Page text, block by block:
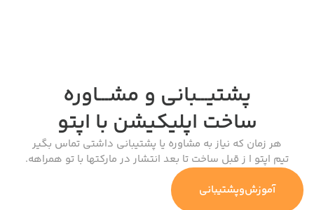
پشتیـــبانی و مشـــاوره
ساخت اپلیکیشن با اپتو
هر زمان که نیاز به مشاوره یا پشتیبانی داشتی تماس بگیر
تیم اپتو ا ز قبل ساخت تا بعد انتشار در مارکتها با تو همراهه.
آموزش‌وپشتیبانی